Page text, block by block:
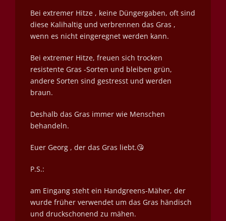
Bei extremer Hitze , keine Düngergaben, oft sind
diese Kalihaltig und verbrennen das Gras ,
wenn es nicht eingeregnet werden kann.
Bei extremer Hitze, freuen sich trocken
resistente Gras -Sorten und bleiben grün,
andere Sorten sind gestresst und werden
braun.
Deshalb das Gras immer wie Menschen
behandeln.
Euer Georg , der das Gras liebt.😘
P.S.:
am Eingang steht ein Handgreens-Mäher, der
wurde früher verwendet um das Gras händisch
und druckschonend zu mähen.